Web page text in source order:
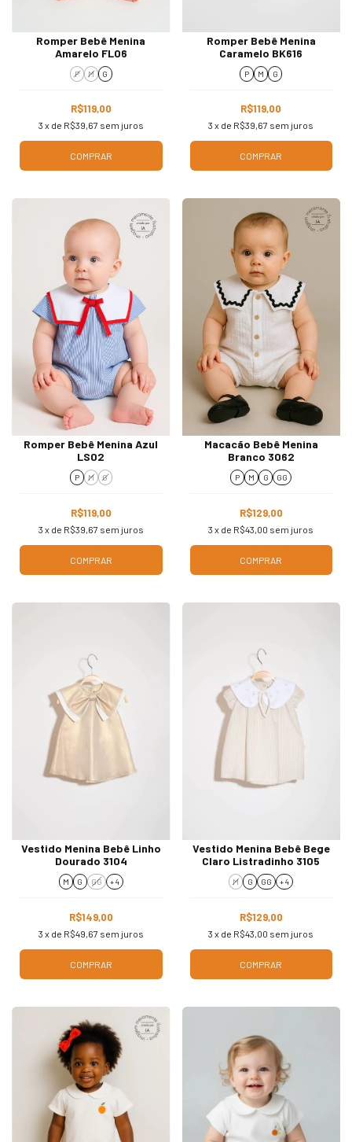
Romper Bebê Menina
Amarelo FL06
P M G
R$119,00
3 x de R$39,67 sem juros
COMPRAR
Romper Bebê Menina
Caramelo BK616
P M G
R$119,00
3 x de R$39,67 sem juros
COMPRAR
Romper Bebê Menina Azul
LS02
P M G
R$119,00
3 x de R$39,67 sem juros
COMPRAR
Macacão Bebê Menina
Branco 3062
P M G GG
R$129,00
3 x de R$43,00 sem juros
COMPRAR
Vestido Menina Bebê Linho
Dourado 3104
M G GG + 4
R$149,00
3 x de R$49,67 sem juros
COMPRAR
Vestido Menina Bebê Bege
Claro Listradinho 3105
M G GG + 4
R$129,00
3 x de R$43,00 sem juros
COMPRAR